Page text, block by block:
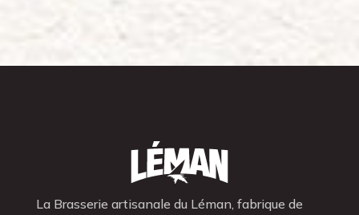
La Brasserie artisanale du Léman, fabrique de